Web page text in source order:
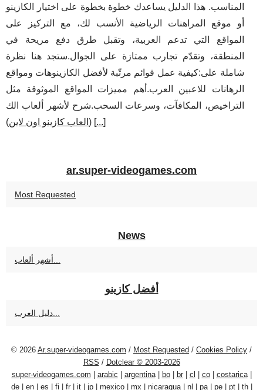
المناسب. هذا الدليل يساعدك خطوة بخطوة على اختيار الكازينو
أو موقع المراهنات الرياضية الأنسب لك، مع التركيز على
المواقع التي تدعم العربية، وتقبل طرق دفع مريحة في
المنطقة، وتقدّم تجارب ممتازة على الجوال.ستجد هنا نظرة
شاملة على:كيفية عمل قوائم مرتّبة لأفضل الكازينوهات ومواقع
الرهانات للاعبين العرب.أهم مميزات المواقع الموثوقة مثل
التراخيص، المكافآت، وسرعات السحب.شرح لأشهر ألعاب الك
( العاب كازينو اون لاين ) [...]
ar.super-videogames.com
Most Requested
News
أشهر ألعاب...
أفضل كازينو
دليل العرب...
© 2026 Ar.super-videogames.com / Most Requested / Cookies Policy /
RSS / Dotclear © 2003-2026
super-videogames.com
arabic argentina| bo| br| cl co| costarica|
de| en| es fi fr| it| jp| mexico| mx nicaragua| nl pa| pe| pt| th|